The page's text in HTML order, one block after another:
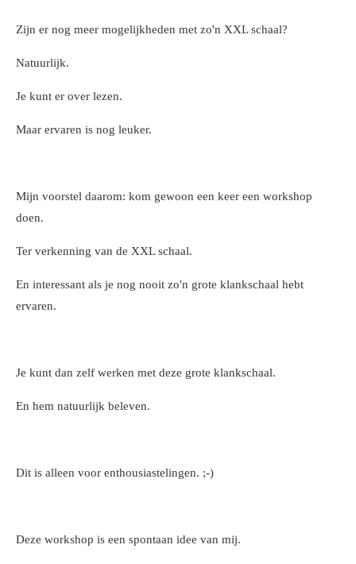
Zijn er nog meer mogelijkheden met zo'n XXL schaal?
Natuurlijk.
Je kunt er over lezen.
Maar ervaren is nog leuker.
Mijn voorstel daarom: kom gewoon een keer een workshop
doen.
Ter verkenning van de XXL schaal.
En interessant als je nog nooit zo'n grote klankschaal hebt
ervaren.
Je kunt dan zelf werken met deze grote klankschaal.
En hem natuurlijk beleven.
Dit is alleen voor enthousiastelingen. ;-)
Deze workshop is een spontaan idee van mij.